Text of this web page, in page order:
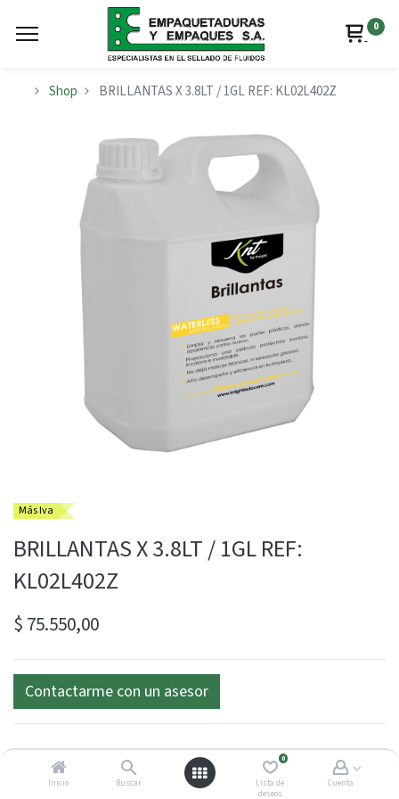
Inicio Buscar
0
Lista de
deseos
Cuenta
0
Shop BRILLANTAS X 3.8LT / 1GL REF: KL02L402Z
Más Iva
BRILLANTAS X 3.8LT / 1GL REF:
KL02L402Z
$ 75.550,00
Contactarme con un asesor